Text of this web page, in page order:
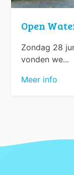
Open
Zondag 28
vonden we...
Meer info